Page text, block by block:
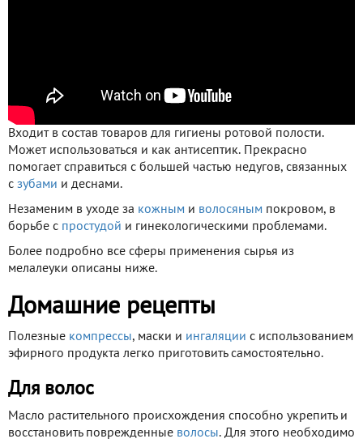
Входит в состав товаров для гигиены ротовой полости.
Может использоваться и как антисептик. Прекрасно
помогает справиться с большей частью недугов, связанных
с зубами и деснами.
Незаменим в уходе за кожным и волосяным покровом, в
борьбе с простудой и гинекологическими проблемами.
Более подробно все сферы применения сырья из
мелалеуки описаны ниже.
Домашние рецепты
Полезные компрессы, маски и ингаляции с использованием
эфирного продукта легко приготовить самостоятельно.
Для волос
Масло растительного происхождения способно укрепить и
восстановить поврежденные волосы. Для этого необходимо